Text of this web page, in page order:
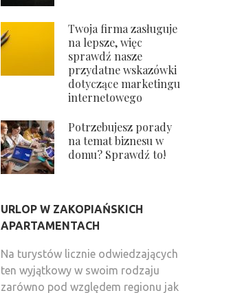
Twoja firma zasługuje
na lepsze, więc
sprawdź nasze
przydatne wskazówki
dotyczące marketingu
internetowego
Potrzebujesz porady
na temat biznesu w
domu? Sprawdź to!
URLOP W ZAKOPIAŃSKICH
APARTAMENTACH
Na turystów licznie odwiedzających
ten wyjątkowy w swoim rodzaju
zarówno pod względem regionu jak